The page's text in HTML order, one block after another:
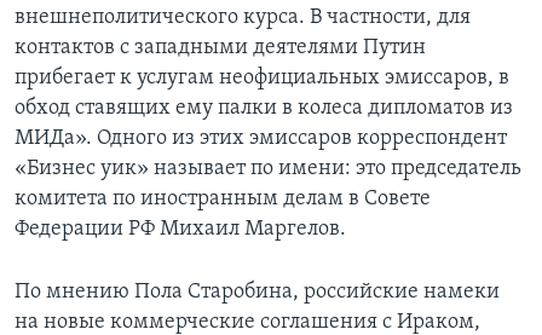
внешнеполитического курса. В частности, для
контактов с западными деятелями Путин
прибегает к услугам неофициальных эмиссаров, в
обход ставящих ему палки в колеса дипломатов из
МИДа». Одного из этих эмиссаров корреспондент
«Бизнес уик» называет по имени: это председатель
комитета по иностранным делам в Совете
Федерации РФ Михаил Маргелов.
По мнению Пола Старобина, российские намеки
на новые коммерческие соглашения с Ираком,